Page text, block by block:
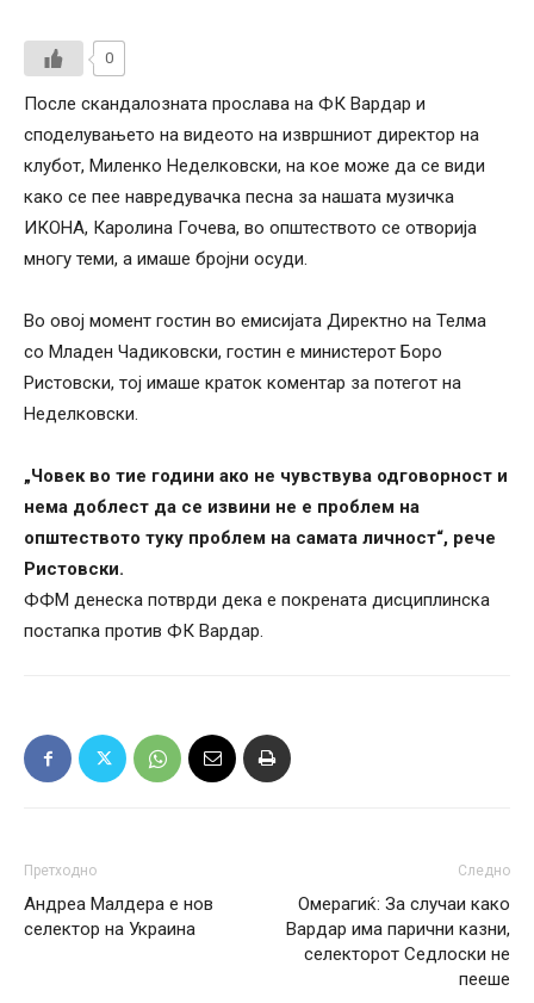
0
После скандалозната прослава на ФК Вардар и
споделувањето на видеото на извршниот директор на
клубот, Миленко Неделковски, на кое може да се види
како се пее навредувачка песна за нашата музичка
ИКОНА, Каролина Гочева, во општеството се отворија
многу теми, а имаше бројни осуди.
Во овој момент гостин во емисијата Директно на Телма
со Младен Чадиковски, гостин е министерот Боро
Ристовски, тој имаше краток коментар за потегот на
Неделковски.
„Човек во тие години ако не чувствува одговорност и
нема доблест да се извини не е проблем на
општеството туку проблем на самата личност“, рече
Ристовски.
ФФМ денеска потврди дека е покрената дисциплинска
постапка против ФК Вардар.
Претходно
Андреа Малдера е нов
селектор на Украина
Следно
Омерагиќ: За случаи како
Вардар има парични казни,
селекторот Седлоски не
пееше